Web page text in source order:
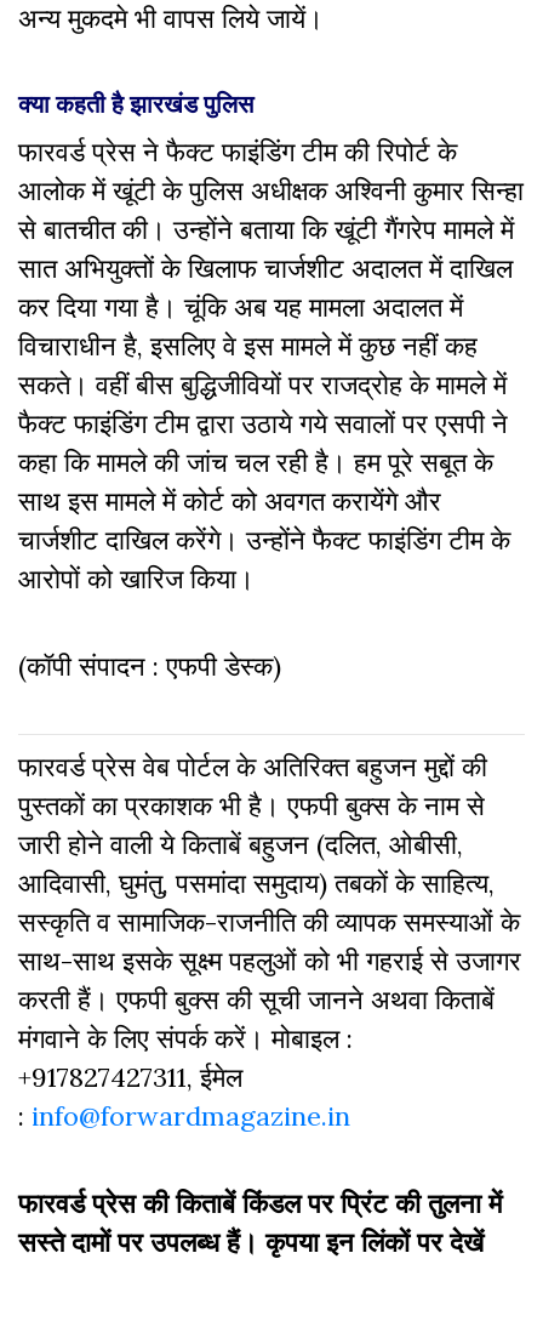
अन्य मुकदमे भी वापस लिये जायें।
क्या कहती है झारखंड पुलिस
फारवर्ड प्रेस ने फैक्ट फाइंडिंग टीम की रिपोर्ट के
आलोक में खूंटी के पुलिस अधीक्षक अश्विनी कुमार सिन्हा
से बातचीत की। उन्होंने बताया कि खूंटी गैंगरेप मामले में
सात अभियुक्तों के खिलाफ चार्जशीट अदालत में दाखिल
कर दिया गया है। चूंकि अब यह मामला अदालत में
विचाराधीन है, इसलिए वे इस मामले में कुछ नहीं कह
सकते। वहीं बीस बुद्धिजीवियों पर राजद्रोह के मामले में
फैक्ट फाइंडिंग टीम द्वारा उठाये गये सवालों पर एसपी ने
कहा कि मामले की जांच चल रही है। हम पूरे सबूत के
साथ इस मामले में कोर्ट को अवगत करायेंगे और
चार्जशीट दाखिल करेंगे। उन्होंने फैक्ट फाइंडिंग टीम के
आरोपों को खारिज किया।
(कॉपी संपादन : एफपी डेस्क)
फारवर्ड प्रेस वेब पोर्टल के अतिरिक्‍त बहुजन मुद्दों की
पुस्‍तकों का प्रकाशक भी है। एफपी बुक्‍स के नाम से
जारी होने वाली ये किताबें बहुजन (दलित, ओबीसी,
आदिवासी, घुमंतु, पसमांदा समुदाय) तबकों के साहित्‍य,
सस्‍क‍ृति व सामाजिक-राजनीति की व्‍यापक समस्‍याओं के
साथ-साथ इसके सूक्ष्म पहलुओं को भी गहराई से उजागर
करती हैं। एफपी बुक्‍स की सूची जानने अथवा किताबें
मंगवाने के लिए संपर्क करें। मोबाइल :
+917827427311, ईमेल
: info@forwardmagazine.in
फारवर्ड प्रेस की किताबें किंडल पर प्रिंट की तुलना में
सस्ते दामों पर उपलब्ध हैं। कृपया इन लिंकों पर देखें